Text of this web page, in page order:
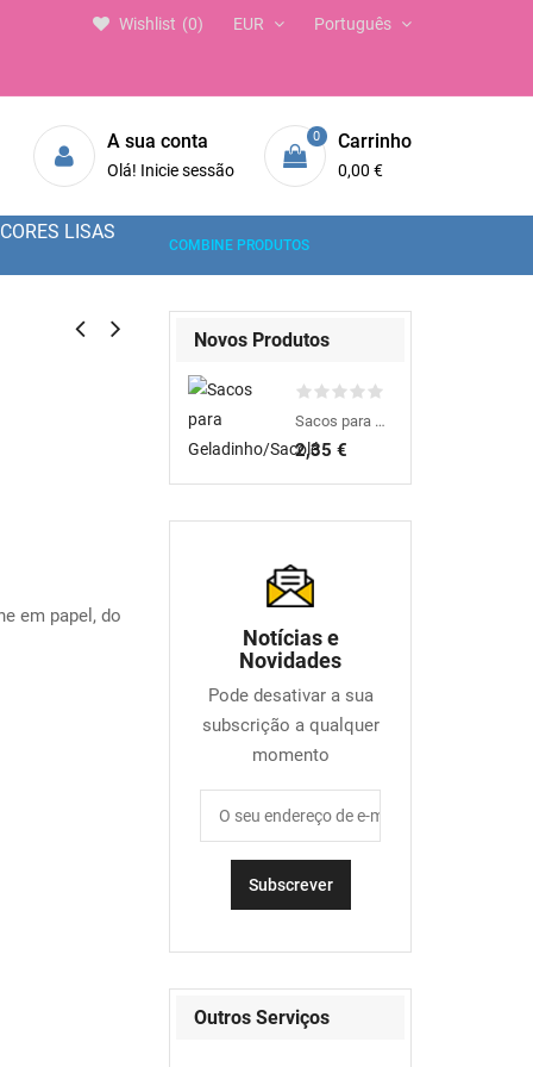
Português
EUR
Wishlist 0
A sua conta
Olá! Inicie sessão
0 Carrinho
0,00 €
CORES LISAS
COMBINE PRODUTOS
em papel, do
Novos Produtos
Sacos para Geladinho/Sacolé
2,35 €
Notícias e
Novidades
Pode desativar a sua
subscrição a qualquer
momento
Outros Serviços